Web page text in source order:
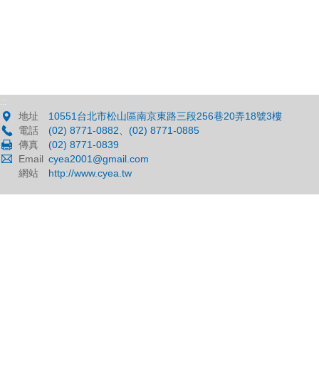
:::
地址
10551台北市松山區南京東路三段256巷20弄18號3樓
電話
(02) 8771-0882、(02) 8771-0885
傳真
(02) 8771-0839
Email cyea2001@gmail.com
網站
http://www.cyea.tw